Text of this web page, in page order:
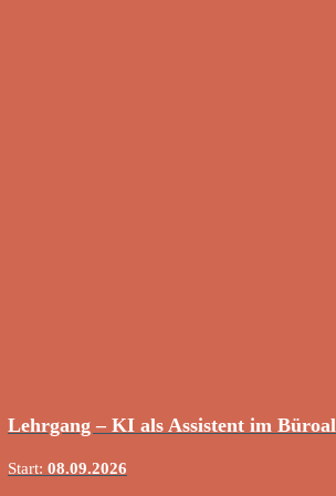
Lehrgang – KI als Assistent im
Start: 08.09.2026